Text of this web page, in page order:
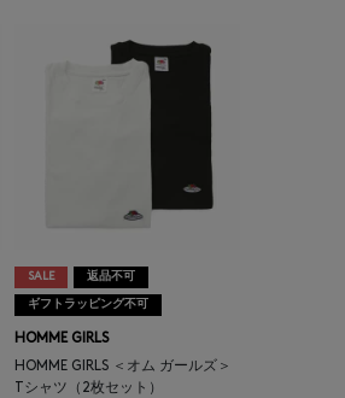
SALE 返品不可
ギフトラッピング不可
HOMME GIRLS
HOMME GIRLS ＜オム ガールズ＞
Tシャツ（2枚セット）